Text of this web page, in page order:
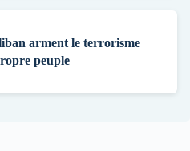
arment le terrorisme
peuple